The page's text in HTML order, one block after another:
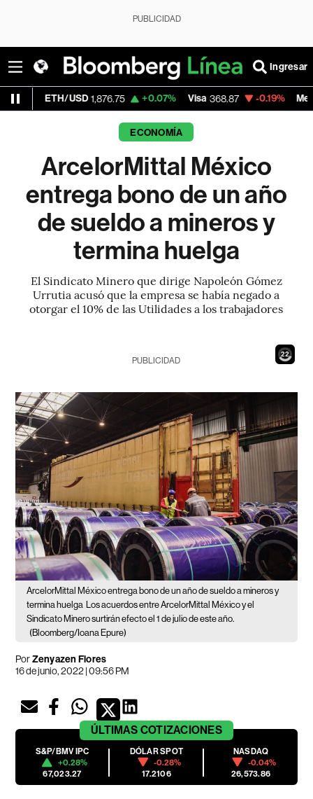
PUBLICIDAD
Ingresar
1,876.75 +0.07% Visa 368.87 -0.19% MercadoLibre
ECONOMÍA
ArcelorMittal México
entrega bono de un año
de sueldo a mineros y
termina huelga
El Sindicato Minero que dirige Napoleón Gómez
Urrutia acusó que la empresa se había negado a
otorgar el 10% de las Utilidades a los trabajadores
20
PUBLICIDAD
ArcelorMittal México entrega bono de un año de sueldo a mineros y
termina huelga
Los acuerdos entre ArcelorMittal México y el
Sindicato Minero surtirán efecto el 1 de julio de este año.
(Bloomberg/Ioana Epure)
PorZenyazen Flores
16 de junio, 2022 | 09:56 PM
ÚLTIMAS COTIZACIONES
S&P/BMV IPC
+0.28%
67,023.27
DÓLAR SPOT
-0.28%
17.2106
NASDAQ
-0.04%
26,573.86